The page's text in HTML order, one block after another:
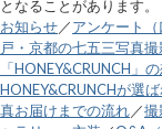
となることがあります。
お知らせ／アンケート（
戸・京都の七五三写真
「HONEY&CRUNCH」
HONEY&CRUNCHが選
真お届けまでの流れ／撮